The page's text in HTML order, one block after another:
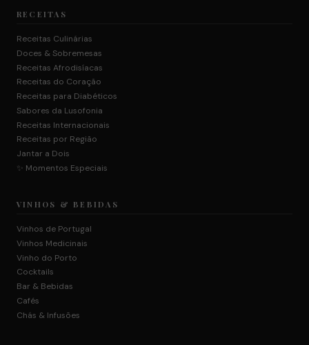
RECEITAS
Receitas Culinárias
Doces & Sobremesas
Receitas Afrodisíacas
Receitas do Coração
Receitas para Diabéticos
Sabores da Lusofonia
Receitas Internacionais
Receitas por Região
Jantar a Dois
✨ Momentos Especiais
VINHOS & BEBIDAS
Vinhos de Portugal
Vinhos Medicinais
Vinho do Porto
Cocktails
Bar & Bebidas
Cafés
Chás & Infusões